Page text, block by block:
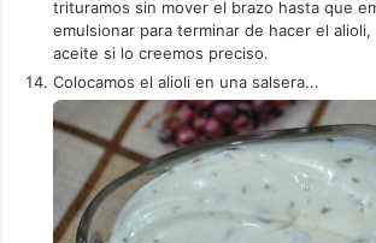
trituramos sin mover el brazo hasta que
emulsionar para terminar de hacer el alioli,
aceite si lo creemos preciso.
Colocamos el alioli en una salsera...